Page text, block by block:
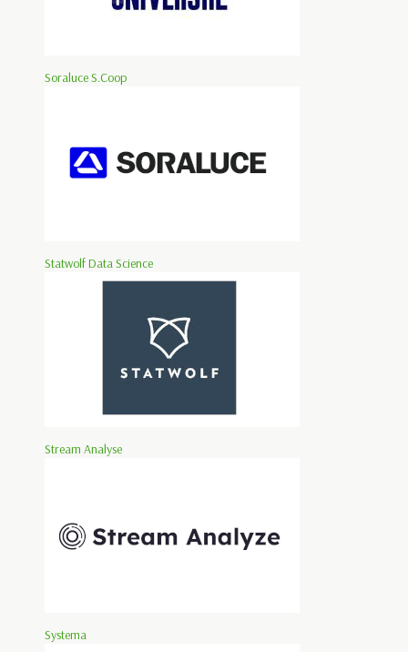
Soraluce S.Coop
Statwolf Data Science
Stream Analyse
Systema